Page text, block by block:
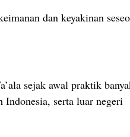
dan keyakinan
sejak awal praktik
Indonesia, serta luar negeri